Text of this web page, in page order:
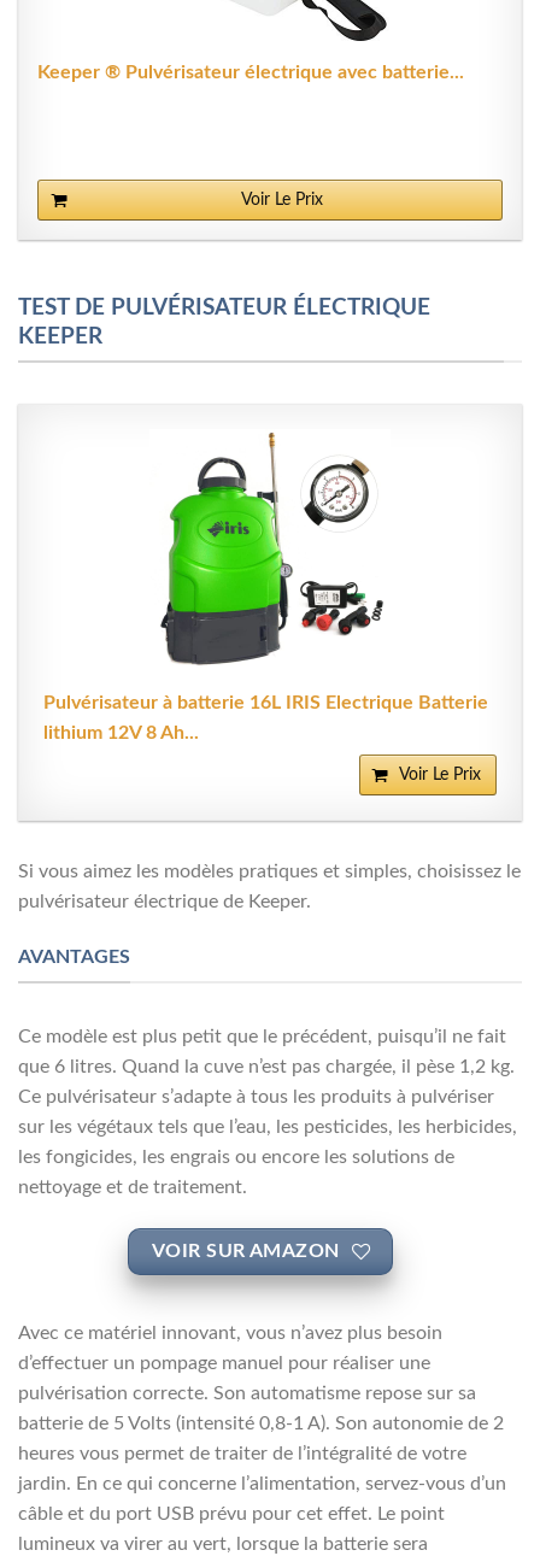
Keeper ® Pulvérisateur électrique avec batterie...
Voir Le Prix
TEST DE PULVÉRISATEUR ÉLECTRIQUE
KEEPER
Pulvérisateur à batterie 16L IRIS Electrique Batterie
lithium 12V 8 Ah...
Voir Le Prix
Si vous aimez les modèles pratiques et simples, choisissez le
pulvérisateur électrique de Keeper.
AVANTAGES
Ce modèle est plus petit que le précédent, puisqu’il ne fait
que 6 litres. Quand la cuve n’est pas chargée, il pèse 1,2 kg.
Ce pulvérisateur s’adapte à tous les produits à pulvériser
sur les végétaux tels que l’eau, les pesticides, les herbicides,
les fongicides, les engrais ou encore les solutions de
nettoyage et de traitement.
VOIR SUR AMAZON
Avec ce matériel innovant, vous n’avez plus besoin
d’effectuer un pompage manuel pour réaliser une
pulvérisation correcte. Son automatisme repose sur sa
batterie de 5 Volts (intensité 0,8-1 A). Son autonomie de 2
heures vous permet de traiter de l’intégralité de votre
jardin. En ce qui concerne l’alimentation, servez-vous d’un
câble et du port USB prévu pour cet effet. Le point
lumineux va virer au vert, lorsque la batterie sera